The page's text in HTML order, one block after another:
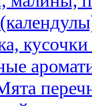
кусочки